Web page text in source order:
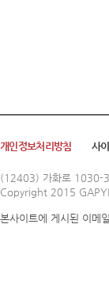
개인정보처리방침 사
(12403) 가화로 1030-
Copyright 2015
본사이트에 게시된 이메